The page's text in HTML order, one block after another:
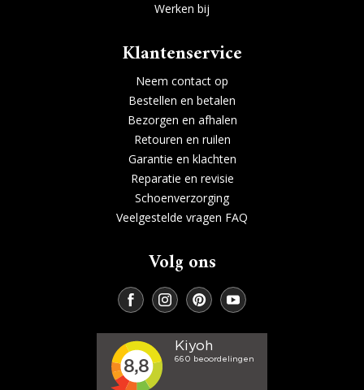
Werken bij
Klantenservice
Neem contact op
Bestellen en betalen
Bezorgen en afhalen
Retouren en ruilen
Garantie en klachten
Reparatie en revisie
Schoenverzorging
Veelgestelde vragen FAQ
Volg ons